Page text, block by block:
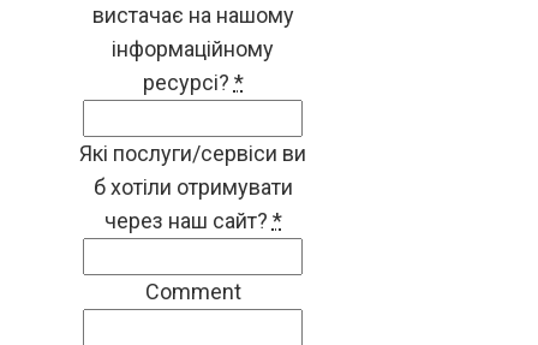
вистачає на нашому
інформаційному
ресурсі? *
Які послуги/сервіси ви
б хотіли отримувати
через наш сайт? *
Comment